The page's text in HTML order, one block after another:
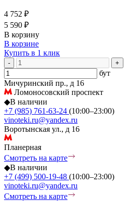
4 752 ₽
5 590 ₽
В корзину
В корзине
Купить в 1 клик
- +
бут
Мичуринский пр., д 16
Ломоносовский проспект
◆В наличии
+7 (985) 761-63-24 (10:00–23:00)
vinoteki.ru@yandex.ru
Воротынская ул., д 16
Планерная
Смотреть на карте
◆В наличии
+7 (499) 500-19-48 (10:00–23:00)
vinoteki.ru@yandex.ru
Смотреть на карте